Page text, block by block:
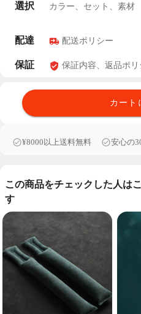
選択 カラー、セット、素材
配達 配送ポリシー
保証 保証内容、返品ポリ
カート
¥8000以上送料無料 安心の
この商品をチェックした人は
す